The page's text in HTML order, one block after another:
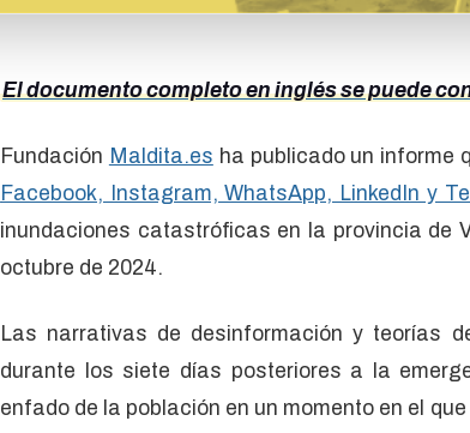
El documento completo en inglés se puede
Fundación Maldita.es ha publicado un informe
Facebook, Instagram, WhatsApp, LinkedIn y
inundaciones catastróficas en la provincia de
octubre de 2024.
Las narrativas de desinformación y teorías
durante los siete días posteriores a la
enfado de la población en un momento en el que